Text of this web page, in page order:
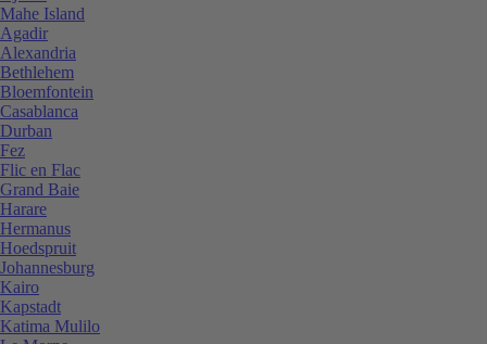
Mahe Island
Agadir
Alexandria
Bethlehem
Bloemfontein
Casablanca
Durban
Fez
Flic en Flac
Grand Baie
Harare
Hermanus
Hoedspruit
Johannesburg
Kairo
Kapstadt
Katima Mulilo